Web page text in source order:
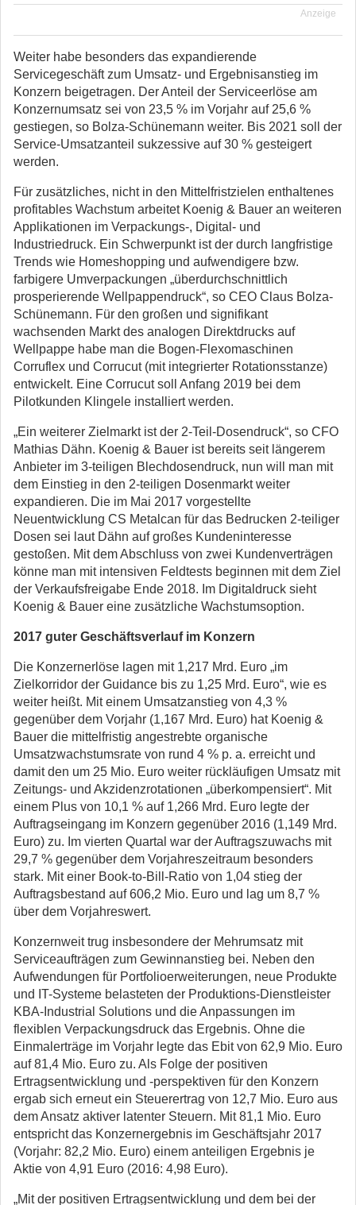
Anzeige
Weiter habe besonders das expandierende
Servicegeschäft zum Umsatz- und Ergebnisanstieg im
Konzern beigetragen. Der Anteil der Serviceerlöse am
Konzernumsatz sei von 23,5 % im Vorjahr auf 25,6 %
gestiegen, so Bolza-Schünemann weiter. Bis 2021 soll der
Service-Umsatzanteil sukzessive auf 30 % gesteigert
werden.
Für zusätzliches, nicht in den Mittelfristzielen enthaltenes
profitables Wachstum arbeitet Koenig & Bauer an weiteren
Applikationen im Verpackungs-, Digital- und
Industriedruck. Ein Schwerpunkt ist der durch langfristige
Trends wie Homeshopping und aufwendigere bzw.
farbigere Umverpackungen „überdurchschnittlich
prosperierende Wellpappendruck“, so CEO Claus Bolza-
Schünemann. Für den großen und signifikant
wachsenden Markt des analogen Direktdrucks auf
Wellpappe habe man die Bogen-Flexomaschinen
Corruflex und Corrucut (mit integrierter Rotationsstanze)
entwickelt. Eine Corrucut soll Anfang 2019 bei dem
Pilotkunden Klingele installiert werden.
„Ein weiterer Zielmarkt ist der 2-Teil-Dosendruck“, so CFO
Mathias Dähn. Koenig & Bauer ist bereits seit längerem
Anbieter im 3-teiligen Blechdosendruck, nun will man mit
dem Einstieg in den 2-teiligen Dosenmarkt weiter
expandieren. Die im Mai 2017 vorgestellte
Neuentwicklung CS Metalcan für das Bedrucken 2-teiliger
Dosen sei laut Dähn auf großes Kundeninteresse
gestoßen. Mit dem Abschluss von zwei Kundenverträgen
könne man mit intensiven Feldtests beginnen mit dem Ziel
der Verkaufsfreigabe Ende 2018. Im Digitaldruck sieht
Koenig & Bauer eine zusätzliche Wachstumsoption.
2017 guter Geschäftsverlauf im Konzern
Die Konzernerlöse lagen mit 1,217 Mrd. Euro „im
Zielkorridor der Guidance bis zu 1,25 Mrd. Euro“, wie es
weiter heißt. Mit einem Umsatzanstieg von 4,3 %
gegenüber dem Vorjahr (1,167 Mrd. Euro) hat Koenig &
Bauer die mittelfristig angestrebte organische
Umsatzwachstumsrate von rund 4 % p. a. erreicht und
damit den um 25 Mio. Euro weiter rückläufigen Umsatz mit
Zeitungs- und Akzidenzrotationen „überkompensiert“. Mit
einem Plus von 10,1 % auf 1,266 Mrd. Euro legte der
Auftragseingang im Konzern gegenüber 2016 (1,149 Mrd.
Euro) zu. Im vierten Quartal war der Auftragszuwachs mit
29,7 % gegenüber dem Vorjahreszeitraum besonders
stark. Mit einer Book-to-Bill-Ratio von 1,04 stieg der
Auftragsbestand auf 606,2 Mio. Euro und lag um 8,7 %
über dem Vorjahreswert.
Konzernweit trug insbesondere der Mehrumsatz mit
Serviceaufträgen zum Gewinnanstieg bei. Neben den
Aufwendungen für Portfolioerweiterungen, neue Produkte
und IT-Systeme belasteten der Produktions-Dienstleister
KBA-Industrial Solutions und die Anpassungen im
flexiblen Verpackungsdruck das Ergebnis. Ohne die
Einmalerträge im Vorjahr legte das Ebit von 62,9 Mio. Euro
auf 81,4 Mio. Euro zu. Als Folge der positiven
Ertragsentwicklung und -perspektiven für den Konzern
ergab sich erneut ein Steuerertrag von 12,7 Mio. Euro aus
dem Ansatz aktiver latenter Steuern. Mit 81,1 Mio. Euro
entspricht das Konzernergebnis im Geschäftsjahr 2017
(Vorjahr: 82,2 Mio. Euro) einem anteiligen Ergebnis je
Aktie von 4,91 Euro (2016: 4,98 Euro).
„Mit der positiven Ertragsentwicklung und dem bei der